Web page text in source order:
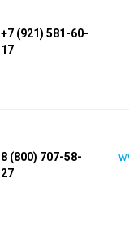
+7 (921) 581-60-
17
8 (800) 707-58-
27